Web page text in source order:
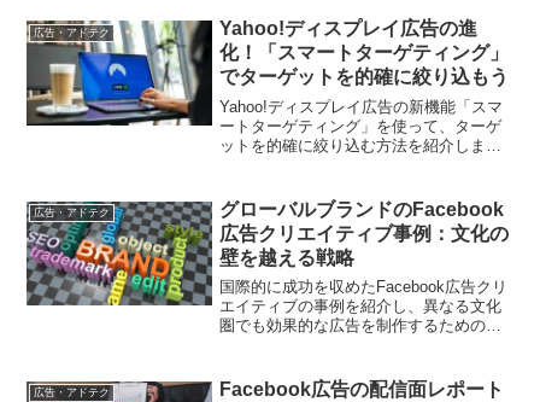
広告・アドテク
Yahoo!ディスプレイ広告の進
化！「スマートターゲティング」
でターゲットを的確に絞り込もう
Yahoo!ディスプレイ広告の新機能「スマ
ートターゲティング」を使って、ターゲ
ットを的確に絞り込む方法を紹介しま
タルマーケティングの成功に寄与しま
す。
広告・アドテク
グローバルブランドのFacebook
広告クリエイティブ事例：文化の
壁を越える戦略
国際的に成功を収めたFacebook広告クリ
エイティブの事例を紹介し、異なる文化
圏でも効果的な広告を制作するためのポ
広告・アドテク
Facebook広告の配信面レポート